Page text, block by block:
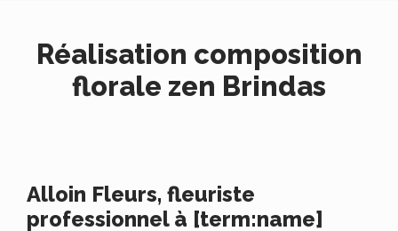
Réalisation composition
florale zen Brindas
Alloin Fleurs, fleuriste
professionnel à [term:name]